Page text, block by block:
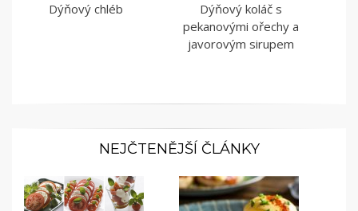
Dýňový chléb
Dýňový koláč s
pekanovými ořechy a
javorovým sirupem
NEJČTENĚJŠÍ ČLÁNKY